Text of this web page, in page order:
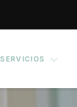
SERVICIOS